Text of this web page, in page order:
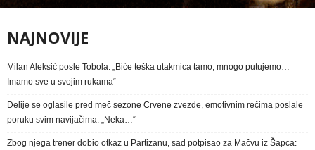
NAJNOVIJE
Milan Aleksić posle Tobola: „Biće teška utakmica tamo, mnogo putujemo…
Imamo sve u svojim rukama“
Delije se oglasile pred meč sezone Crvene zvezde, emotivnim rečima poslale
poruku svim navijačima: „Neka…“
Zbog njega trener dobio otkaz u Partizanu, sad potpisao za Mačvu iz Šapca: